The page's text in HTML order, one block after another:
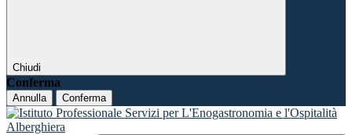
Chiudi
Conferma
Annulla Conferma